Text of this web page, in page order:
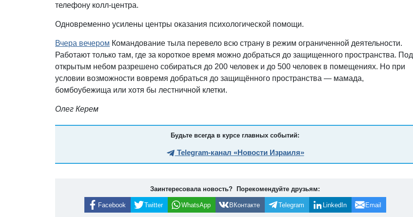
телефону колл-центра.
Одновременно усилены центры оказания психологической помощи.
Вчера вечером Командование тыла перевело всю страну в режим ограниченной деятельности.
Работают только там, где за короткое время можно добраться до защищенного пространства. Под
открытым небом разрешено собираться до 200 человек и до 500 человек в помещениях. Но при
условии возможности вовремя добраться до защищённого пространства — мамада,
бомбоубежища или хотя бы лестничной клетки.
Олег Керем
Будьте всегда в курсе главных событий:
Telegram-канал «Новости Израиля»
Заинтересовала новость? Порекомендуйте друзьям:
Facebook Twitter WhatsApp ВКонтакте Telegram LinkedIn Email